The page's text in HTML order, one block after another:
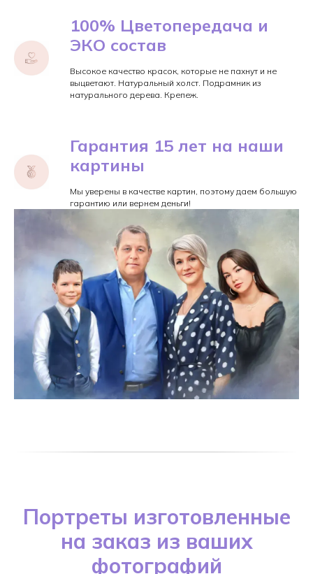
100% Цветопередача и
ЭКО состав
Высокое качество красок, которые не пахнут и не
выцветают. Натуральный холст. Подрамник из
натурального дерева. Крепеж.
Гарантия 15 лет на наши
картины
Мы уверены в качестве картин, поэтому даем большую
гарантию или вернем деньги!
Портреты изготовленные
на заказ из ваших
фотографий